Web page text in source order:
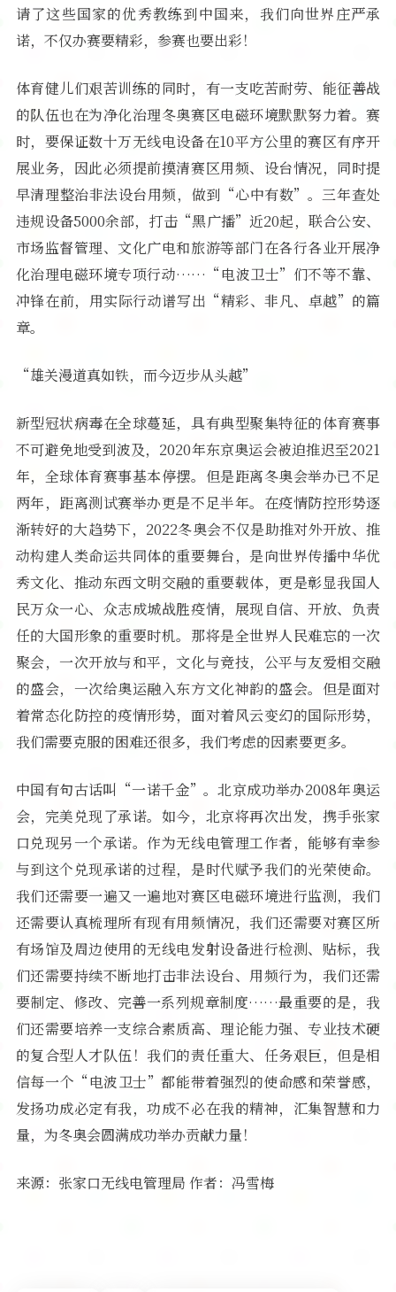
请了这些国家的优秀教练到中国来，我们向世界庄严承
诺，不仅办赛要精彩，参赛也要出彩！
体育健儿们艰苦训练的同时，有一支吃苦耐劳、能征善战
的队伍也在为净化治理冬奥赛区电磁环境默默努力着。赛
时，要保证数十万无线电设备在10平方公里的赛区有序开
展业务，因此必须提前摸清赛区用频、设台情况，同时提
早清理整治非法设台用频，做到“心中有数”。三年查处
违规设备5000余部，打击“黑广播”近20起，联合公安、
市场监督管理、文化广电和旅游等部门在各行各业开展净
化治理电磁环境专项行动……“电波卫士”们不等不靠、
冲锋在前，用实际行动谱写出“精彩、非凡、卓越”的篇
章。
“雄关漫道真如铁，而今迈步从头越”
新型冠状病毒在全球蔓延，具有典型聚集特征的体育赛事
不可避免地受到波及，2020年东京奥运会被迫推迟至2021
年，全球体育赛事基本停摆。但是距离冬奥会举办已不足
两年，距离测试赛举办更是不足半年。在疫情防控形势逐
渐转好的大趋势下，2022冬奥会不仅是助推对外开放、推
动构建人类命运共同体的重要舞台，是向世界传播中华优
秀文化、推动东西文明交融的重要载体，更是彰显我国人
民万众一心、众志成城战胜疫情，展现自信、开放、负责
任的大国形象的重要时机。那将是全世界人民难忘的一次
聚会，一次开放与和平，文化与竞技，公平与友爱相交融
的盛会，一次给奥运融入东方文化神韵的盛会。但是面对
着常态化防控的疫情形势，面对着风云变幻的国际形势，
我们需要克服的困难还很多，我们考虑的因素要更多。
中国有句古话叫“一诺千金”。北京成功举办2008年奥运
会，完美兑现了承诺。如今，北京将再次出发，携手张家
口兑现另一个承诺。作为无线电管理工作者，能够有幸参
与到这个兑现承诺的过程，是时代赋予我们的光荣使命。
我们还需要一遍又一遍地对赛区电磁环境进行监测，我们
还需要认真梳理所有现有用频情况，我们还需要对赛区所
有场馆及周边使用的无线电发射设备进行检测、贴标，我
们还需要持续不断地打击非法设台、用频行为，我们还需
要制定、修改、完善一系列规章制度……最重要的是，我
们还需要培养一支综合素质高、理论能力强、专业技术硬
的复合型人才队伍！我们的责任重大、任务艰巨，但是相
信每一个“电波卫士”都能带着强烈的使命感和荣誉感，
发扬功成必定有我，功成不必在我的精神，汇集智慧和力
量，为冬奥会圆满成功举办贡献力量！
来源：张家口无线电管理局 作者：冯雪梅